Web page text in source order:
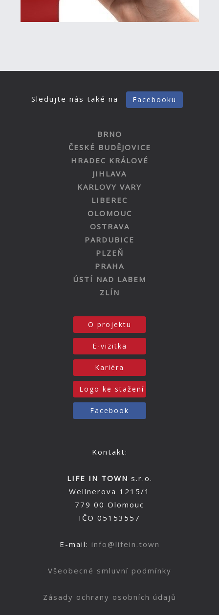
Sledujte nás také na Facebooku
BRNO
ČESKÉ BUDĚJOVICE
HRADEC KRÁLOVÉ
JIHLAVA
KARLOVY VARY
LIBEREC
OLOMOUC
OSTRAVA
PARDUBICE
PLZEŇ
PRAHA
ÚSTÍ NAD LABEM
ZLÍN
O projektu
E-vizitka
Kariéra
Logo ke stažení
Facebook
Kontakt:
LIFE IN TOWN s.r.o.
Wellnerova 1215/1
779 00 Olomouc
IČO 05153557
E-mail: info@lifein.town
Všeobecné smluvní podmínky
Zásady ochrany osobních údajů